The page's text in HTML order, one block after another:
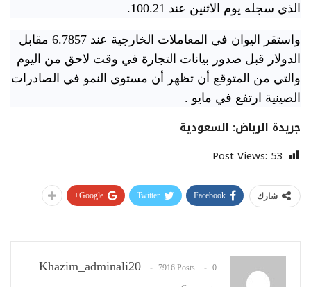
الذي ⁠سجله يوم الاثنين عند 100.21.
واستقر اليوان في المعاملات الخارجية عند 6.7857 ⁠مقابل
الدولار قبل صدور بيانات التجارة ​في وقت لاحق من اليوم
والتي من المتوقع أن تظهر أن مستوى ⁠النمو في الصادرات
الصينية ارتفع في مايو ⁠.
جريدة الرياض: السعودية
Post Views: 53
شارك Facebook
Twitter
Google+
Khazim_adminali20 7916 Posts 0